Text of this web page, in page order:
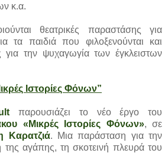
κ.α.
θεατρικές παραστάσης για
τα παιδιά που φιλοξενούνται και
για την ψυχαγωγία των έγκλειστων
Ιστορίες Φόνων”
παρουσιάζει το νέο έργο του
«Μικρές Ιστορίες Φόνων», σε
Καρατζιά. Μια παράσταση για την
της αγάπης, τη σκοτεινή πλευρά του